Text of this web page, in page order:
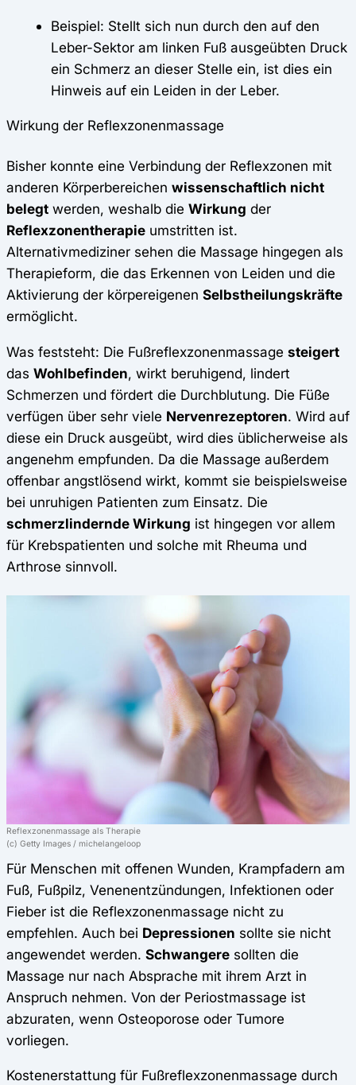
Beispiel: Stellt sich nun durch den auf den
Leber-Sektor am linken Fuß ausgeübten Druck
ein Schmerz an dieser Stelle ein, ist dies ein
Hinweis auf ein Leiden in der Leber.
Wirkung der Reflexzonenmassage
Bisher konnte eine Verbindung der Reflexzonen mit
anderen Körperbereichen wissenschaftlich nicht
belegt werden, weshalb die Wirkung der
Reflexzonentherapie umstritten ist.
Alternativmediziner sehen die Massage hingegen als
Therapieform, die das Erkennen von Leiden und die
Aktivierung der körpereigenen Selbstheilungskräfte
ermöglicht.
Was feststeht: Die Fußreflexzonenmassage steigert
das Wohlbefinden, wirkt beruhigend, lindert
Schmerzen und fördert die Durchblutung. Die Füße
verfügen über sehr viele Nervenrezeptoren. Wird auf
diese ein Druck ausgeübt, wird dies üblicherweise als
angenehm empfunden. Da die Massage außerdem
offenbar angstlösend wirkt, kommt sie beispielsweise
bei unruhigen Patienten zum Einsatz. Die
schmerzlindernde Wirkung ist hingegen vor allem
für Krebspatienten und solche mit Rheuma und
Arthrose sinnvoll.
Reflexzonenmassage als Therapie
(c) Getty Images / michelangeloop
Für Menschen mit offenen Wunden, Krampfadern am
Fuß, Fußpilz, Venenentzündungen, Infektionen oder
Fieber ist die Reflexzonenmassage nicht zu
empfehlen. Auch bei Depressionen sollte sie nicht
angewendet werden. Schwangere sollten die
Massage nur nach Absprache mit ihrem Arzt in
Anspruch nehmen. Von der Periostmassage ist
abzuraten, wenn Osteoporose oder Tumore
vorliegen.
Kostenerstattung für Fußreflexzonenmassage durch